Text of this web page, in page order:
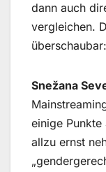
dann auch
vergleichen.
Snežana
einige
allzu ernst